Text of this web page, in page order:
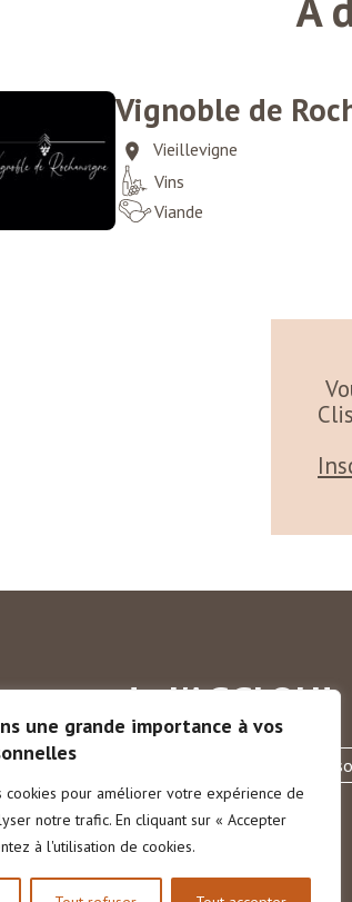
une grande importance à vos
cookies pour améliorer votre expérience de
notre trafic. En cliquant sur « Accepter
à l'utilisation de cookies.
Vignoble de
Vieillevigne
Vins
Viande
de l'AGGLOH!
Boussay
Haute-Goulaine
La Haye-Fouassière
sur-Sèvre Monnières
Saint-Hilaire-de-Clisson